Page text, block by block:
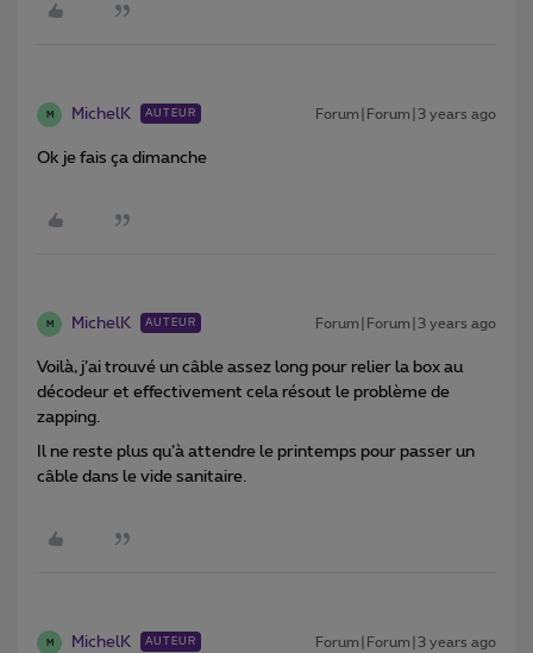
M MichelK AUTEUR Forum|Forum|3 years ago
Ok je fais ça dimanche
M MichelK AUTEUR Forum|Forum|3 years ago
Voilà, j’ai trouvé un câble assez long pour relier la box au
décodeur et effectivement cela résout le problème de
zapping.
Il ne reste plus qu’à attendre le printemps pour passer un
câble dans le vide sanitaire.
M MichelK AUTEUR Forum|Forum|3 years ago